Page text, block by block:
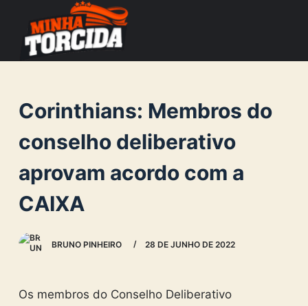
o
o
n
e
Corinthians: Membros do
conselho deliberativo
aprovam acordo com a
CAIXA
BRUNO PINHEIRO 28 DE JUNHO DE 2022
Os membros do Conselho Deliberativo